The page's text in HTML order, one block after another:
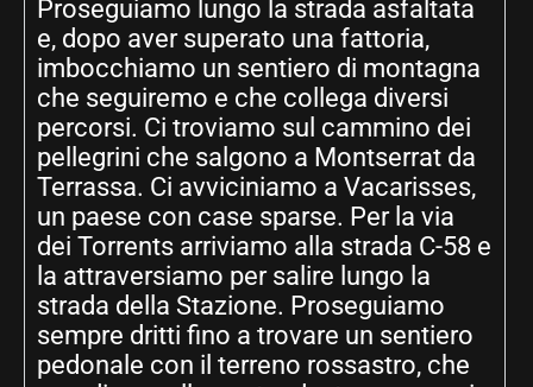
Proseguiamo lungo la strada asfaltata
e, dopo aver superato una fattoria,
imbocchiamo un sentiero di montagna
che seguiremo e che collega diversi
percorsi. Ci troviamo sul cammino dei
pellegrini che salgono a Montserrat da
Terrassa. Ci avviciniamo a Vacarisses,
un paese con case sparse. Per la via
dei Torrents arriviamo alla strada C-58 e
la attraversiamo per salire lungo la
strada della Stazione. Proseguiamo
sempre dritti fino a trovare un sentiero
pedonale con il terreno rossastro, che